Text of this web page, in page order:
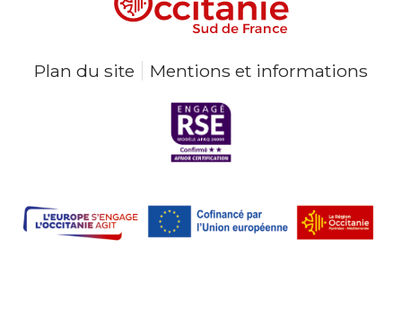
Plan du site Mentions et informations